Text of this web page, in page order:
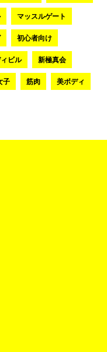
マッスルゲート
初心者向け
ビル 新極真会
子 筋肉 美ボディ